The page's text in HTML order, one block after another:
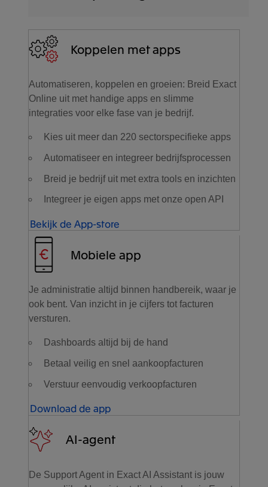
Koppelen met apps
Automatiseren, koppelen en groeien: Breid Exact
Online uit met handige apps en slimme
integraties voor elke fase van je bedrijf.
Kies uit meer dan 220 sectorspecifieke apps
Automatiseer en integreer bedrijfsprocessen
Breid je bedrijf uit met extra tools en inzichten
Integreer je eigen apps met onze open API
Bekijk de App-store
Mobiele app
Je administratie altijd binnen handbereik, waar je
ook bent. Van inzicht in je cijfers tot facturen
versturen.
Dashboards altijd bij de hand
Betaal veilig en snel aankoopfacturen
Verstuur eenvoudig verkoopfacturen
Download de app
AI-agent
De Support Agent in Exact AI Assistant is jouw